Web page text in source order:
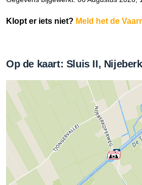
Klopt er iets niet? Meld het de
Op de kaart: Sluis II,